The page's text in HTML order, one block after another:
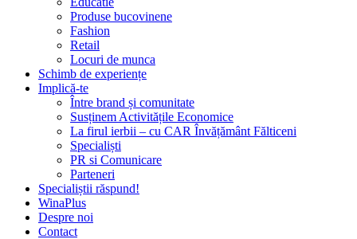
Produse bucovinene
Fashion
Retail
Locuri de munca
Schimb de experiențe
Implică-te
Între brand și comunitate
Susținem Activitățile Economice
La firul ierbii – cu CAR Învățământ Fălticeni
Specialiști
PR si Comunicare
Parteneri
Specialiștii răspund!
WinaPlus
Despre noi
Contact